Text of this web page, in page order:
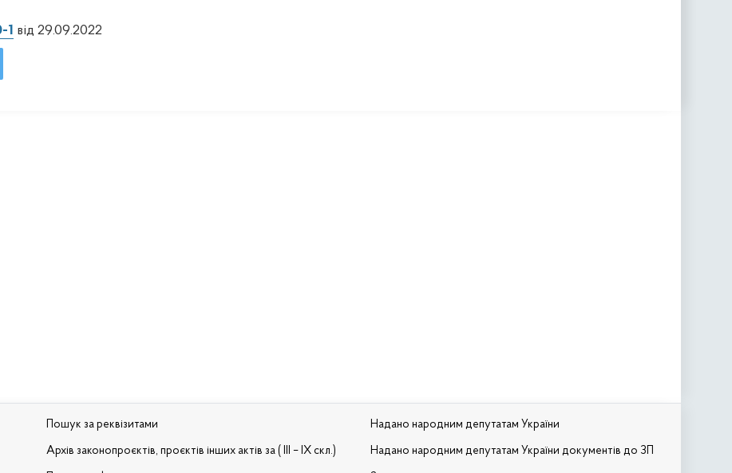
1 від 29.09.2022
Пошук за реквізитами
Архів законопроєктів, проєктів інших актів за ( III – IX скл.)
Надано народним депутатам України
Надано народним депутатам України документів до ЗП